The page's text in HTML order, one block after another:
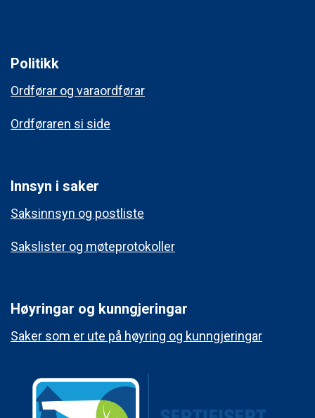
Politikk
Ordførar og varaordførar
Ordføraren si side
Innsyn i saker
Saksinnsyn og postliste
Sakslister og møteprotokoller
Høyringar og kunngjeringar
Saker som er ute på høyring og kunngjeringar